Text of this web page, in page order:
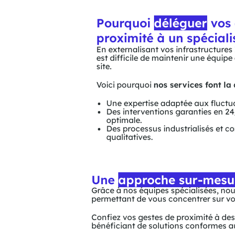
Pourquoi déléguervos
proximité à un
En externalisant vos
est difficile de maintenir une
site.
Voici pourquoi nos services font la
Une expertise adaptée aux
Des interventions garanties en
optimale.
Des processus industrialisés et
qualitatives.
Une approche sur-
Grâce à nos équipes spécialisées,
permettant de vous concentrer sur
Confiez vos gestes de proximité à
bénéficiant de solutions conformes